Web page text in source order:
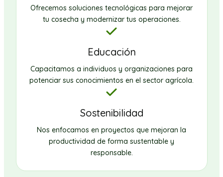
Ofrecemos soluciones tecnológicas para mejorar
tu cosecha y modernizar tus operaciones.
Educación
Capacitamos a individuos y organizaciones para
potenciar sus conocimientos en el sector agrícola.
Sostenibilidad
Nos enfocamos en proyectos que mejoran la
productividad de forma sustentable y
responsable.